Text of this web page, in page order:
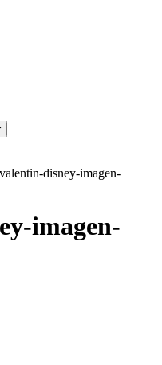
disney-imagen-
imagen-